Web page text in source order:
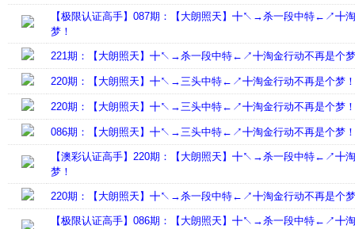
【极限认证高手】087期：【大朗照天】╋↖→杀一段中特←↗╋淘
梦！
221期：【大朗照天】╋↖→杀一段中特←↗╋淘金行动不再是个
220期：【大朗照天】╋↖→三头中特←↗╋淘金行动不再是个梦！
220期：【大朗照天】╋↖→三头中特←↗╋淘金行动不再是个梦！
086期：【大朗照天】╋↖→三头中特←↗╋淘金行动不再是个梦！
【澳彩认证高手】220期：【大朗照天】╋↖→杀一段中特←↗╋淘
梦！
220期：【大朗照天】╋↖→杀一段中特←↗╋淘金行动不再是个
【极限认证高手】086期：【大朗照天】╋↖→杀一段中特←↗╋淘